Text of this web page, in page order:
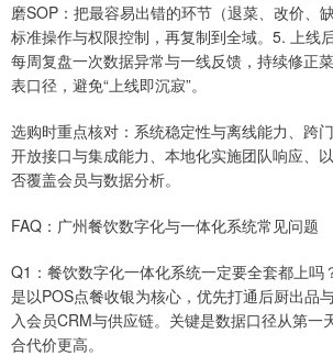
磨SOP：把最容易出错的环节（退菜、改价、
标准操作与权限控制，再复制到全域。5. 上线
每周复盘一次数据异常与一线反馈，持续修正
表口径，避免“上线即沉寂”。
选购时重点核对：系统稳定性与离线能力、跨
开放接口与集成能力、本地化实施团队响应、
否覆盖会员与数据分析。
FAQ：广州餐饮数字化与一体化系统常见问题
Q1：餐饮数字化一体化系统一定要全套都上吗
是以POS点餐收银为核心，优先打通后厨出品
入会员CRM与供应链。关键是数据口径从第一
合代价更高。